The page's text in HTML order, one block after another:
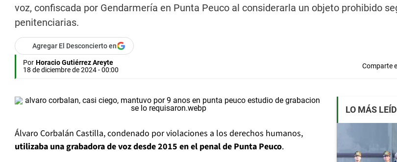
voz, confiscada por Gendarmería en Punta Peuco al considerarla un objeto prohibido
penitenciarias.
Agregar El Desconcierto en
Por Horacio Gutiérrez Areyte
18 de diciembre de 2024 - 00:00
Comparte
Álvaro Corbalán Castilla, condenado por violaciones a los derechos humanos,
utilizaba una grabadora de voz desde 2015 en el penal de Punta Peuco.
LO MÁS